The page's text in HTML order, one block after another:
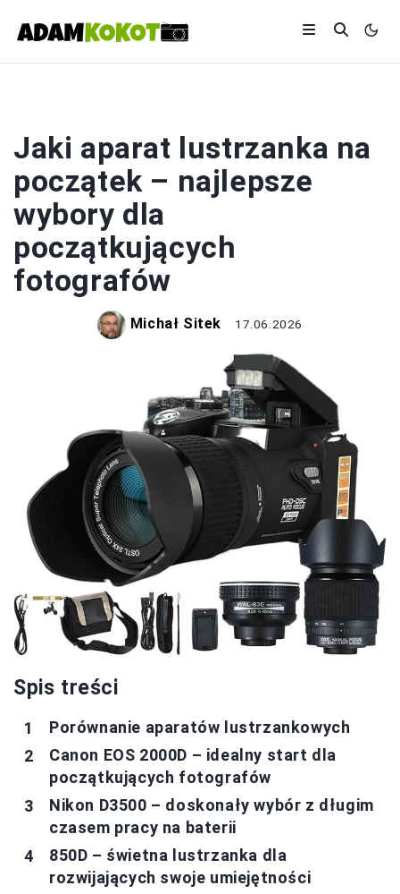
Jaki aparat lustrzanka na
początek – najlepsze
wybory dla
początkujących
fotografów
Michał Sitek 17.06.2026
Spis treści
Porównanie aparatów lustrzankowych
Canon EOS 2000D – idealny start dla
początkujących fotografów
Nikon D3500 – doskonały wybór z długim
czasem pracy na baterii
850D – świetna lustrzanka dla
rozwijających swoje umiejętności